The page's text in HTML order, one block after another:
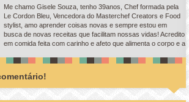
Me chamo Gisele Souza, tenho 39anos, Chef formada pela
Le Cordon Bleu, Vencedora do Masterchef Creators e Food
stylist, amo aprender coisas novas e sempre estou em
busca de novas receitas que facilitam nossas vidas! Acredito
em comida feita com carinho e afeto que alimenta o corpo e a